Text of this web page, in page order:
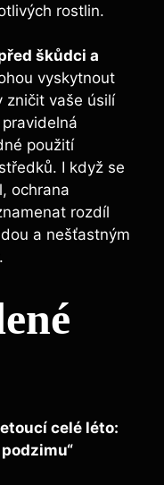
rostlin.
škůdci a
vyskytnout
zničit vaše úsilí
použití
I když se
ochrana
rozdíl
a nešťastným
celé léto: